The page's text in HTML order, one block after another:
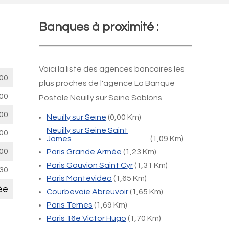
Banques à proximité :
Voici la liste des agences bancaires les
plus proches de l'agence La Banque
Postale Neuilly sur Seine Sablons
Neuilly sur Seine (0,00 Km)
Neuilly sur Seine Saint
James
(1,09 Km)
Paris Grande Armée (1,23 Km)
Paris Gouvion Saint Cyr(1,31 Km)
Paris Montévidéo (1,65 Km)
Courbevoie Abreuvoir(1,65 Km)
Paris Ternes (1,69 Km)
Paris 16e Victor Hugo (1,70 Km)